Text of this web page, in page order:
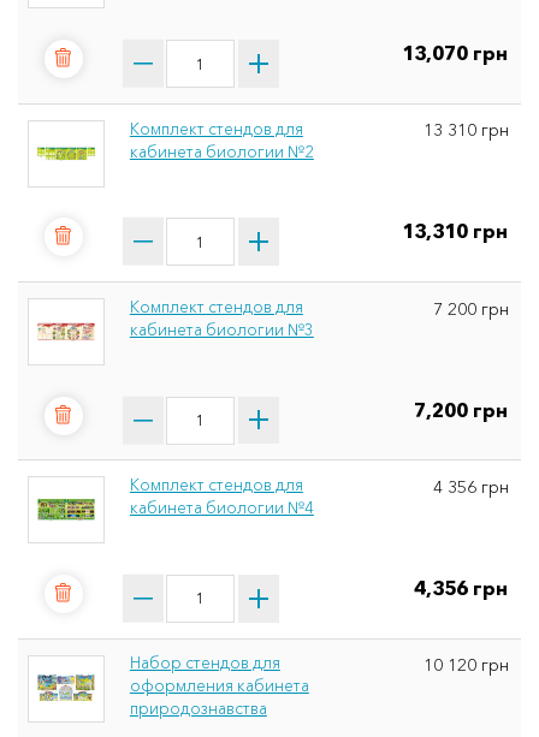
13,070 грн
Комплект стендов для
кабинета биологии №2
13 310 грн
13,310 грн
Комплект стендов для
кабинета биологии №3
7 200 грн
7,200 грн
Комплект стендов для
кабинета биологии №4
4 356 грн
4,356 грн
Набор стендов для
оформления кабинета
природознавства
10 120 грн